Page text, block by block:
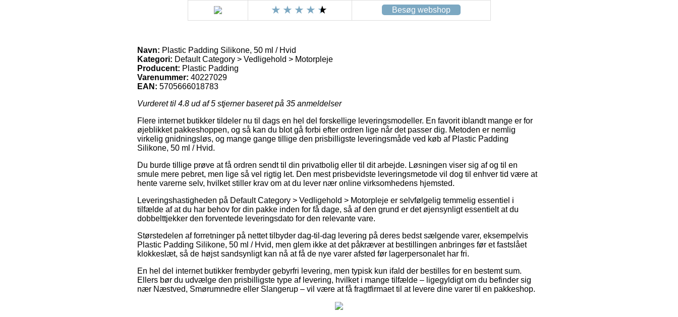
Besøg webshop
Navn: Plastic Padding Silikone, 50 ml / Hvid
Kategori: Default Category > Vedligehold > Motorpleje
Producent: Plastic Padding
Varenummer: 40227029
EAN: 5705666018783
Vurderet til 4.8 ud af 5 stjerner baseret på 35 anmeldelser
Flere internet butikker tildeler nu til dags en hel del forskellige leveringsmodeller. En favorit iblandt mange er for
øjeblikket pakkeshoppen, og så kan du blot gå forbi efter ordren lige når det passer dig. Metoden er nemlig
virkelig gnidningsløs, og mange gange tillige den prisbilligste leveringsmåde ved køb af Plastic Padding
Silikone, 50 ml / Hvid.
Du burde tillige prøve at få ordren sendt til din privatbolig eller til dit arbejde. Løsningen viser sig af og til en
smule mere pebret, men lige så vel rigtig let. Den mest prisbevidste leveringsmetode vil dog til enhver tid være at
hente varerne selv, hvilket stiller krav om at du lever nær online virksomhedens hjemsted.
Leveringshastigheden på Default Category > Vedligehold > Motorpleje er selvfølgelig temmelig essentiel i
tilfælde af at du har behov for din pakke inden for få dage, så af den grund er det øjensynligt essentielt at du
dobbelttjekker den forventede leveringsdato for den relevante vare.
Størstedelen af forretninger på nettet tilbyder dag-til-dag levering på deres bedst sælgende varer, eksempelvis
Plastic Padding Silikone, 50 ml / Hvid, men glem ikke at det påkræver at bestillingen anbringes før et fastslået
klokkeslæt, så de højst sandsynligt kan nå at få de nye varer afsted før lagerpersonalet har fri.
En hel del internet butikker frembyder gebyrfri levering, men typisk kun ifald der bestilles for en bestemt sum.
Ellers bør du udvælge den prisbilligste type af levering, hvilket i mange tilfælde – ligegyldigt om du befinder sig
nær Næstved, Smørumnedre eller Slangerup – vil være at få fragtfirmaet til at levere dine varer til en pakkeshop.